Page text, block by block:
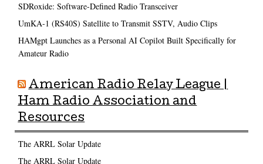
SDRoxide: Software-Defined Radio Transceiver
UmKA-1 (RS40S) Satellite to Transmit SSTV, Audio Clips
HAMgpt Launches as a Personal AI Copilot Built Specifically for
Amateur Radio
American Radio Relay League |
Ham Radio Association and
Resources
The ARRL Solar Update
The ARRL Solar Update